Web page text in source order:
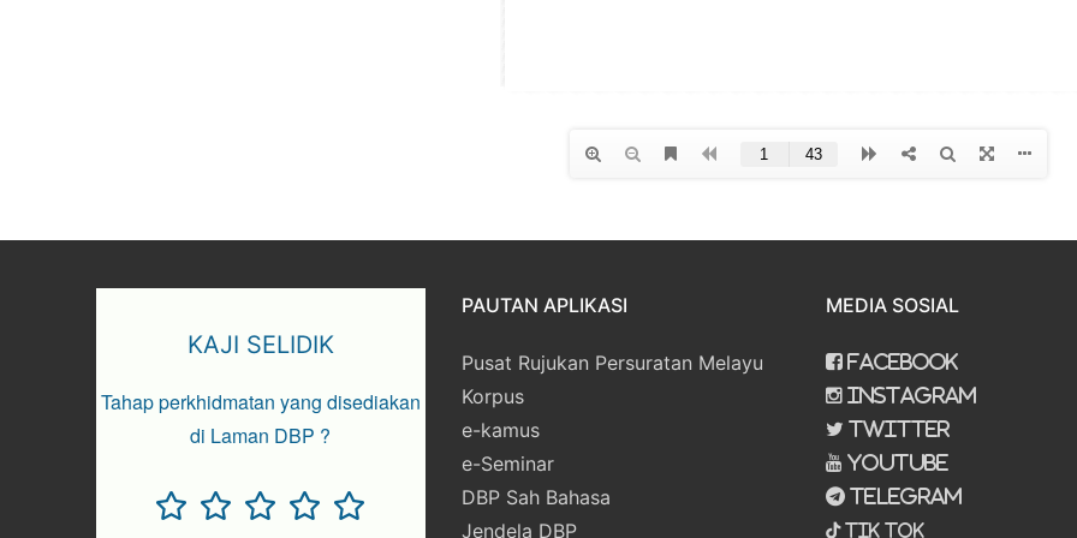
KAJI SELIDIK
Tahap perkhidmatan yang disediakan
di Laman DBP ?
PAUTAN APLIKASI
Pusat Rujukan Persuratan Melayu
Korpus
e-kamus
e-Seminar
DBP Sah Bahasa
Jendela DBP
MEDIA SOSIAL
Facebook
Instagram
Twitter
Youtube
Telegram
Tik Tok